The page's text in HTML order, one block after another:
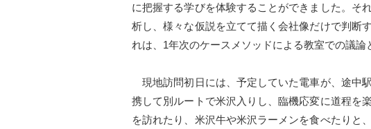
に把握する学びを体験することができました。そ
析し、様々な仮説を立てて描く会社像だけで判断
れは、1年次のケースメソッドによる教室での議論
現地訪問初日には、予定していた電車が、途中
携して別ルートで米沢入りし、臨機応変に道程を
を訪れたり、米沢牛や米沢ラーメンを食べたりと